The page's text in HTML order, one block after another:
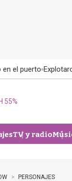
en el puerto
55%
TV y radio
PERSONAJES